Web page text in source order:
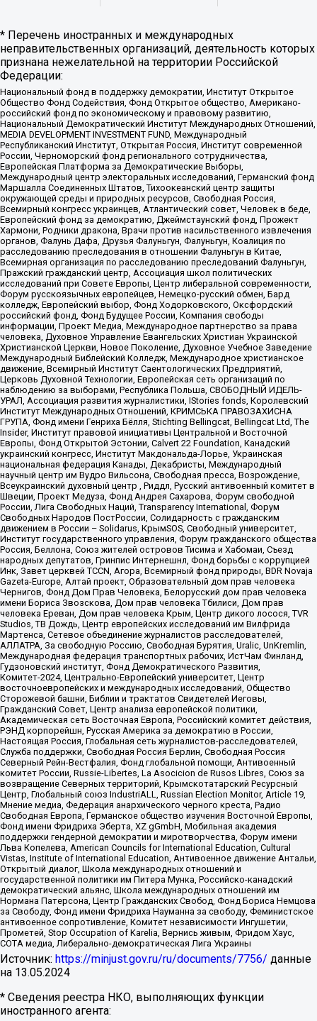
* Перечень иностранных и международных
неправительственных организаций, деятельность которых
признана нежелательной на территории Российской
Федерации:
Национальный фонд в поддержку демократии, Институт Открытое
Общество Фонд Содействия, Фонд Открытое общество, Американо-
российский фонд по экономическому и правовому развитию,
Национальный Демократический Институт Международных Отношений,
MEDIA DEVELOPMENT INVESTMENT FUND, Международный
Республиканский Институт, Открытая Россия, Институт современной
России, Черноморский фонд регионального сотрудничества,
Европейская Платформа за Демократические Выборы,
Международный центр электоральных исследований, Германский фонд
Маршалла Соединенных Штатов, Тихоокеанский центр защиты
окружающей среды и природных ресурсов, Свободная Россия,
Всемирный конгресс украинцев, Атлантический совет, Человек в беде,
Европейский фонд за демократию, Джеймстаунский фонд, Прожект
Хармони, Родники дракона, Врачи против насильственного извлечения
органов, Фалунь Дафа, Друзья Фалуньгун, Фалуньгун, Коалиция по
расследованию преследования в отношении Фалуньгун в Китае,
Всемирная организация по расследованию преследований Фалуньгун,
Пражский гражданский центр, Ассоциация школ политических
исследований при Совете Европы, Центр либеральной современности,
Форум русскоязычных европейцев, Немецко-русский обмен, Бард
колледж, Европейский выбор, Фонд Ходорковского, Оксфордский
российский фонд, Фонд Будущее России, Компания свободы
информации, Проект Медиа, Международное партнерство за права
человека, Духовное Управление Евангельских Христиан Украинской
Христианской Церкви, Новое Поколение, Духовное Учебное Заведение
Международный Библейский Колледж, Международное христианское
движение, Всемирный Институт Саентологических Предприятий,
Церковь Духовной Технологии, Европейская сеть организаций по
наблюдению за выборами, Республика Польша, СВОБОДНЫЙ ИДЕЛЬ-
УРАЛ, Ассоциация развития журналистики, IStories fonds, Королевский
Институт Международных Отношений, КРИМСЬКА ПРАВОЗАХИСНА
ГРУПА, Фонд имени Генриха Бёлля, Stichting Bellingcat, Bellingcat Ltd, The
Insider, Институт правовой инициативы Центральной и Восточной
Европы, Фонд Открытой Эстонии, Calvert 22 Foundation, Канадский
украинский конгресс, Институт Макдональда-Лорье, Украинская
национальная федерация Канады, Декабристы, Международный
научный центр им Вудро Вильсона, Свободная пресса, Возрождение,
Всеукраинский духовный центр , Риддл, Русский антивоенный комитет в
Швеции, Проект Медуза, Фонд Андрея Сахарова, Форум свободной
России, Лига Свободных Наций, Transparеncy International, Форум
Свободных Народов ПостРоссии, Солидарность с гражданским
движением в России – Solidarus, КрымSOS, Свободный университет,
Институт государственного управления, Форум гражданского общества
Россия, Беллона, Союз жителей островов Тисима и Хабомаи, Съезд
народных депутатов, Гринпис Интернешнл, Фонд борьбы с коррупцией
Инк, Завет церквей TCCN, Агора, Всемирный фонд природы, BDR Novaja
Gazeta-Europe, Алтай проект, Образовательный дом прав человека
Чернигов, Фонд Дом Прав Человека, Белорусский дом прав человека
имени Бориса Звозскова, Дом прав человека Тбилиси, Дом прав
человека Ереван, Дом прав человека Крым, Центр дикого лосося, TVR
Studios, ТВ Дождь, Центр европейских исследований им Вилфрида
Мартенса, Сетевое объединение журналистов расследователей,
АЛЛАТРА, За свободную Россию, Свободная Бурятия, Uralic, UnKremlin,
Международная федерация транспортных рабочих, ИстЧам Финланд,
Гудзоновский институт, Фонд Демократического Развития,
Комитет-2024, Центрально-Европейский университет, Центр
восточноевропейских и международных исследований, Общество
Сторожевой башни, Библии и трактатов Свидетелей Иеговы,
Гражданский Совет, Центр анализа европейской политики,
Академическая сеть Восточная Европа, Российский комитет действия,
РЭНД корпорейшн, Русская Америка за демократию в России,
Настоящая Россия, Глобальная сеть журналистов-расследователей,
Служба поддержки, Свободная Россия Берлин, Свободная Россия
Северный Рейн-Вестфалия, Фонд глобальной помощи, Антивоенный
комитет России, Russie-Libertes, La Asocicion de Rusos Libres, Союз за
возвращение Северных территорий, Крымскотатарский Ресурсный
Центр, Глобальный союз IndustriALL, Russian Election Monitor, Article 19,
Мнение медиа, Федерация анархического черного креста, Радио
Свободная Европа, Германское общество изучения Восточной Европы,
Фонд имени Фридриха Эберта, XZ gGmbH, Мобильная академия
поддержки гендерной демократии и миротворчества, Форум имени
Льва Копелева, American Councils for International Education, Cultural
Vistas, Institute of International Education, Антивоенное движение Антальи,
Открытый диалог, Школа международных отношений и
государственной политики им Питера Мунка, Российско-канадский
демократический альянс, Школа международных отношений им
Нормана Патерсона, Центр Гражданских Свобод, Фонд Бориса Немцова
за Свободу, Фонд имени Фридриха Науманна за свободу, Феминистское
антивоенное сопротивление, Комитет независимости Ингушетии,
Прометей, Stop Occupation of Karelia, Вернись живым, Фридом Хаус,
СОТА медиа, Либерально-демократическая Лига Украины
Источник: https://minjust.gov.ru/ru/documents/7756/ данные
на 13.05.2024
* Сведения реестра НКО, выполняющих функции
иностранного агента: